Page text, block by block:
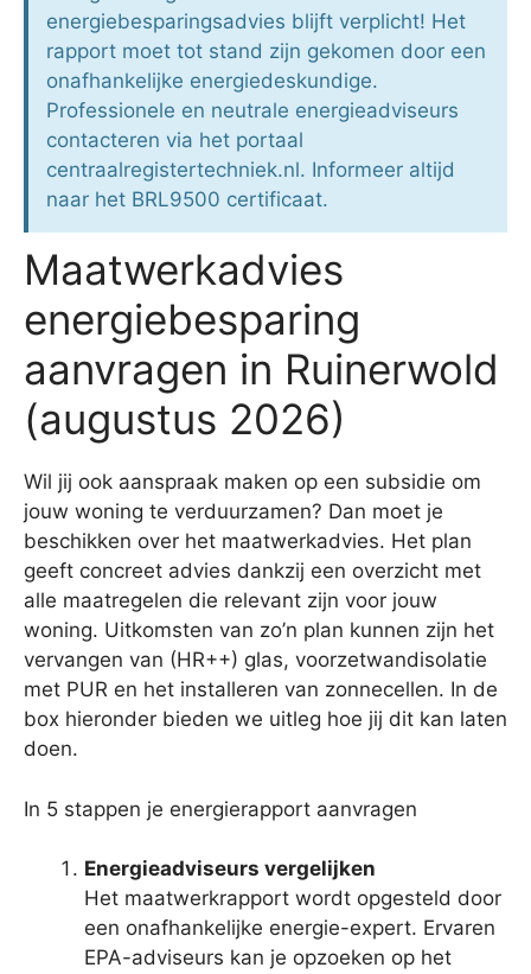
energiebesparingsadvies blijft verplicht! Het
rapport moet tot stand zijn gekomen door een
onafhankelijke energiedeskundige.
Professionele en neutrale energieadviseurs
contacteren via het portaal
centraalregistertechniek.nl. Informeer altijd
naar het BRL9500 certificaat.
Maatwerkadvies
energiebesparing
aanvragen in Ruinerwold
(augustus 2026)
Wil jij ook aanspraak maken op een subsidie om
jouw woning te verduurzamen? Dan moet je
beschikken over het maatwerkadvies. Het plan
geeft concreet advies dankzij een overzicht met
alle maatregelen die relevant zijn voor jouw
woning. Uitkomsten van zo’n plan kunnen zijn het
vervangen van (HR++) glas, voorzetwandisolatie
met PUR en het installeren van zonnecellen. In de
box hieronder bieden we uitleg hoe jij dit kan laten
doen.
In 5 stappen je energierapport aanvragen
Energieadviseurs vergelijken
Het maatwerkrapport wordt opgesteld door
een onafhankelijke energie-expert. Ervaren
EPA-adviseurs kan je opzoeken op het